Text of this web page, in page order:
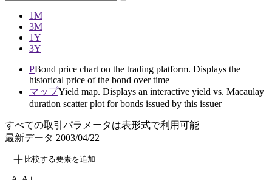
1M
3M
1Y
3Y
PBond price chart on the trading platform. Displays the
historical price of the bond over time
マップYield map. Displays an interactive yield vs. Macaulay
duration scatter plot for bonds issued by this issuer
すべての取引パラメータは表形式で利用可能
最新データ 2003/04/22
比較する要素を追加